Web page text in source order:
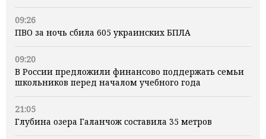
09:26
ПВО за ночь сбила 605 украинских БПЛА
09:20
В России предложили финансово поддержать семьи
школьников перед началом учебного года
21:05
Глубина озера Галанчож составила 35 метров